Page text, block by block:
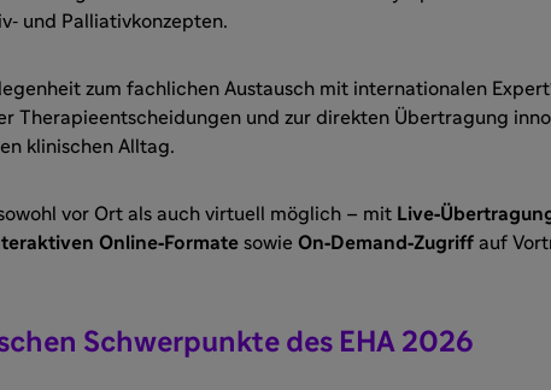
und Palliativkonzepten.
zum fachlichen Austausch mit internationalen
Therapieentscheidungen und zur direkten Übertragung
klinischen Alltag.
vor Ort als auch virtuell möglich – mit
Online‑Formate sowie On‑Demand‑Zugriff auf
Schwerpunkte des EHA 2026